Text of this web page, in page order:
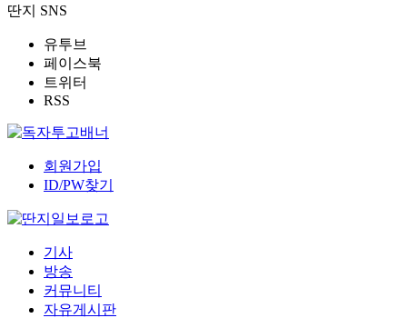
딴지 SNS
유투브
페이스북
트위터
RSS
회원가입
ID/PW찾기
기사
방송
커뮤니티
자유게시판